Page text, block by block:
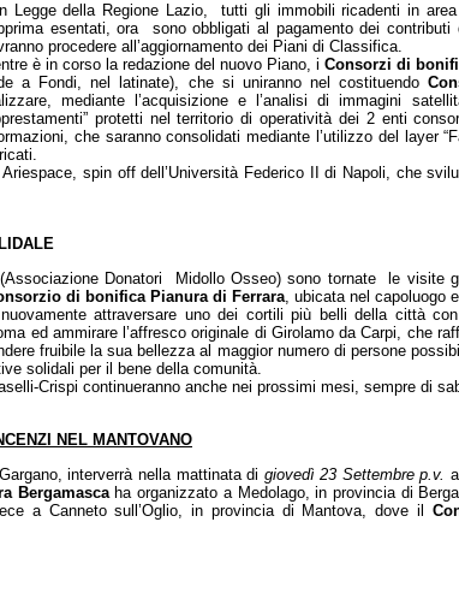
Legge della Regione Lazio, tutti gli immobili ricadenti in
esentati, ora sono obbligati al pagamento dei
procedere all’aggiornamento dei Piani di Classifica.
è in corso la redazione del nuovo Piano, i Consorzi di
a Fondi, nel latinate), che si uniranno nel costituendo
mediante l’acquisizione e l’analisi di immagini
protetti nel territorio di operatività dei 2 enti
che saranno consolidati mediante l’utilizzo del layer
spin off dell’Università Federico II di Napoli, che
Donatori Midollo Osseo) sono tornate le visite
di bonifica Pianura di Ferrara, ubicata nel capoluogo
attraversare uno dei cortili più belli della città
ed ammirare l’affresco originale di Girolamo da Carpi, che
fruibile la sua bellezza al maggior numero di persone
solidali per il bene della comunità.
Crispi continueranno anche nei prossimi mesi, sempre di
NEL MANTOVANO
interverrà nella mattinata di giovedì 23 Settembre p.v.
Bergamascaha organizzato a Medolago, in provincia di
a Canneto sull’Oglio, in provincia di Mantova, dove il